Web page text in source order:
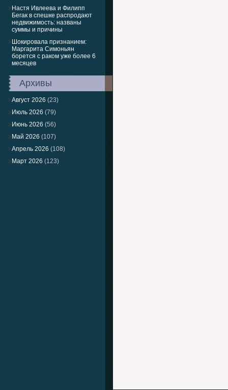
Настя Ивлеева и Филипп
Бегак в спешке распродают
недвижимость: названы
суммы и причины
Шокировала признанием:
Маргарита Симоньян
борется с раком уже более 6
месяцев
Архивы
Август 2026 (23)
Июль 2026 (79)
Июнь 2026 (56)
Май 2026 (107)
Апрель 2026 (108)
Март 2026 (123)